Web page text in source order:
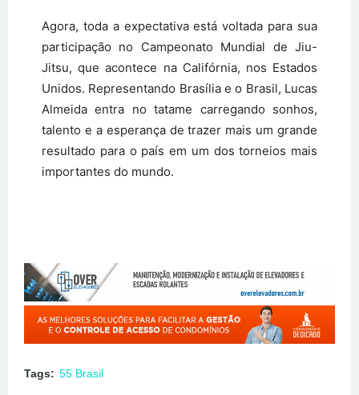
Agora, toda a expectativa está voltada para sua
participação no Campeonato Mundial de Jiu-
Jitsu, que acontece na Califórnia, nos Estados
Unidos. Representando Brasília e o Brasil, Lucas
Almeida entra no tatame carregando sonhos,
talento e a esperança de trazer mais um grande
resultado para o país em um dos torneios mais
importantes do mundo.
Tags: 55 Brasil